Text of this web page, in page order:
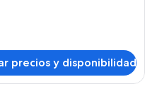
precios y disponibilidad